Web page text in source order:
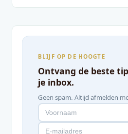
BLIJF OP DE HOOGTE
Ontvang de beste
je inbox.
Geen spam. Altijd afmelden